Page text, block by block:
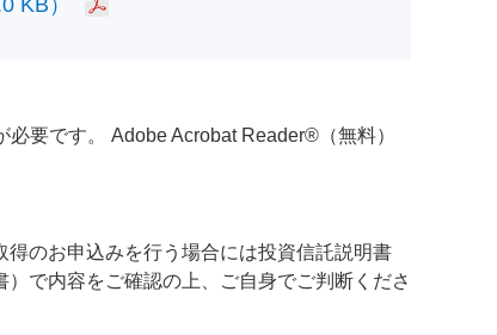
要です。 Adobe Acrobat Reader®（無料）
のお申込みを行う場合には投資信託説明書
で内容をご確認の上、ご自身でご判断くださ